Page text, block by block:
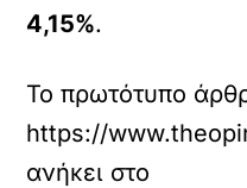
4,15%.
Το πρωτότυπο
https://
ανήκει στο